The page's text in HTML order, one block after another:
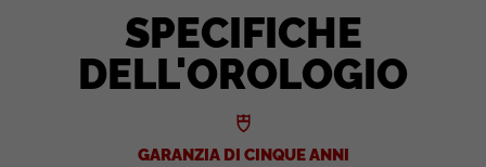
SPECIFICHE
DELL'OROLOGIO
GARANZIA DI CINQUE ANNI